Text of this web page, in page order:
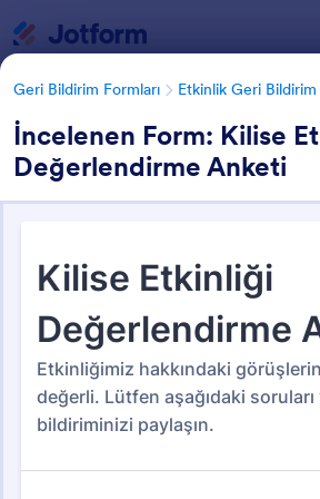
Geri Bildirim Formları Etkinlik Geri Bildirim
İncelenen Form: Kilise
Değerlendirme Anketi
Etkinlik Geri Bildirim
33 Şablon
Form Şablonu Kategorileri